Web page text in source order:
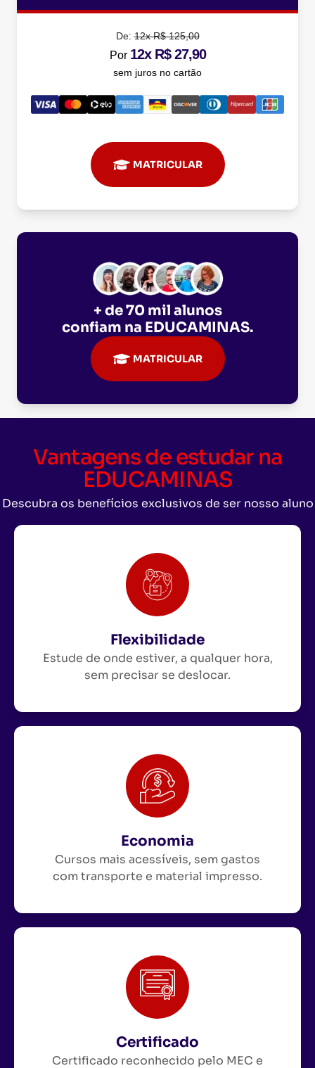
De:12x R$ 125,00
Por 12x R$ 27,90
sem juros no cartão
MATRICULAR
+ de 70 mil alunos
confiam na EDUCAMINAS.
MATRICULAR
Vantagens de estudar na
EDUCAMINAS
Descubra os benefícios exclusivos de ser nosso aluno
Flexibilidade
Estude de onde estiver, a qualquer hora,
sem precisar se deslocar.
Economia
Cursos mais acessíveis, sem gastos
com transporte e material impresso.
Certificado
Certificado reconhecido pelo MEC e